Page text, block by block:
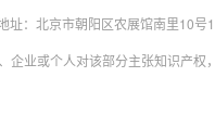
址：北京市朝阳区农展馆南里10
企业或个人对该部分主张知识产